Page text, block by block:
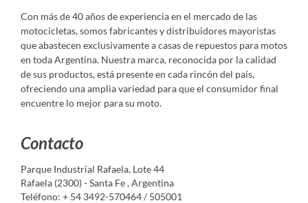
Con más de 40 años de experiencia en el mercado de las
motocicletas, somos fabricantes y distribuidores mayoristas
que abastecen exclusivamente a casas de repuestos para motos
en toda Argentina. Nuestra marca, reconocida por la calidad
de sus productos, está presente en cada rincón del país,
ofreciendo una amplia variedad para que el consumidor final
encuentre lo mejor para su moto.
Contacto
Parque Industrial Rafaela, Lote 44
Rafaela (2300) - Santa Fe , Argentina
Teléfono: + 54 3492-570464 / 505001